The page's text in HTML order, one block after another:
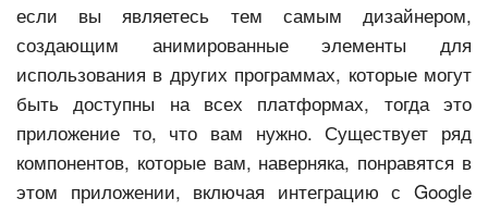
если вы являетесь тем самым дизайнером,
создающим анимированные элементы для
использования в других программах, которые могут
быть доступны на всех платформах, тогда это
приложение то, что вам нужно. Существует ряд
компонентов, которые вам, наверняка, понравятся в
этом приложении, включая интеграцию с Google